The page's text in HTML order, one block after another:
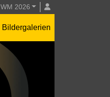
WM 2026
Bildergalerien